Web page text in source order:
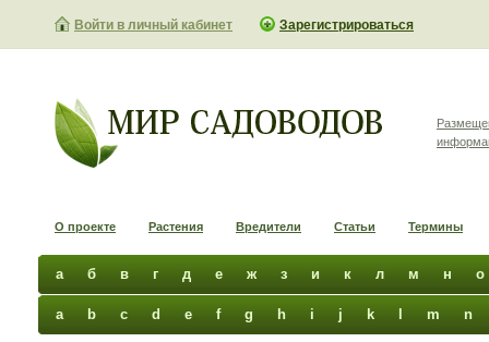
Войти в личный кабинет Зарегистрироваться
О проекте Растения Вредители Статьи Термины
а б в г д е ж з и к л м н о
a b c d e f g h i j k m n